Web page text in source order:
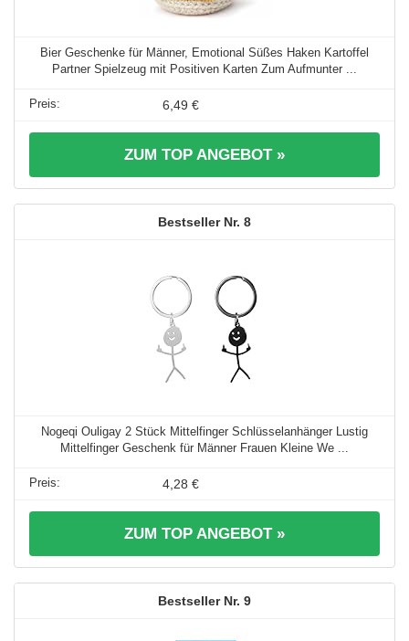
Bier Geschenke für Männer, Emotional Süßes Haken Kartoffel
Partner Spielzeug mit Positiven Karten Zum Aufmunter ...
6,49 €
ZUM TOP ANGEBOT »
8
Nogeqi Ouligay 2 Stück Mittelfinger Schlüsselanhänger Lustig
Mittelfinger Geschenk für Männer Frauen Kleine We ...
4,28 €
ZUM TOP ANGEBOT »
9